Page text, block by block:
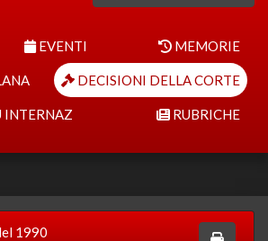
EVENTI MEMORIE
DECISIONI DELLA CORTE
INTERNAZ RUBRICHE
1990